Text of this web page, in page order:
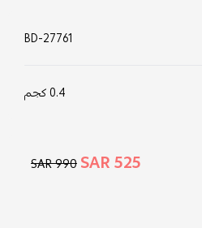
BD-27761
0.4 كجم
525 SAR
990 SAR